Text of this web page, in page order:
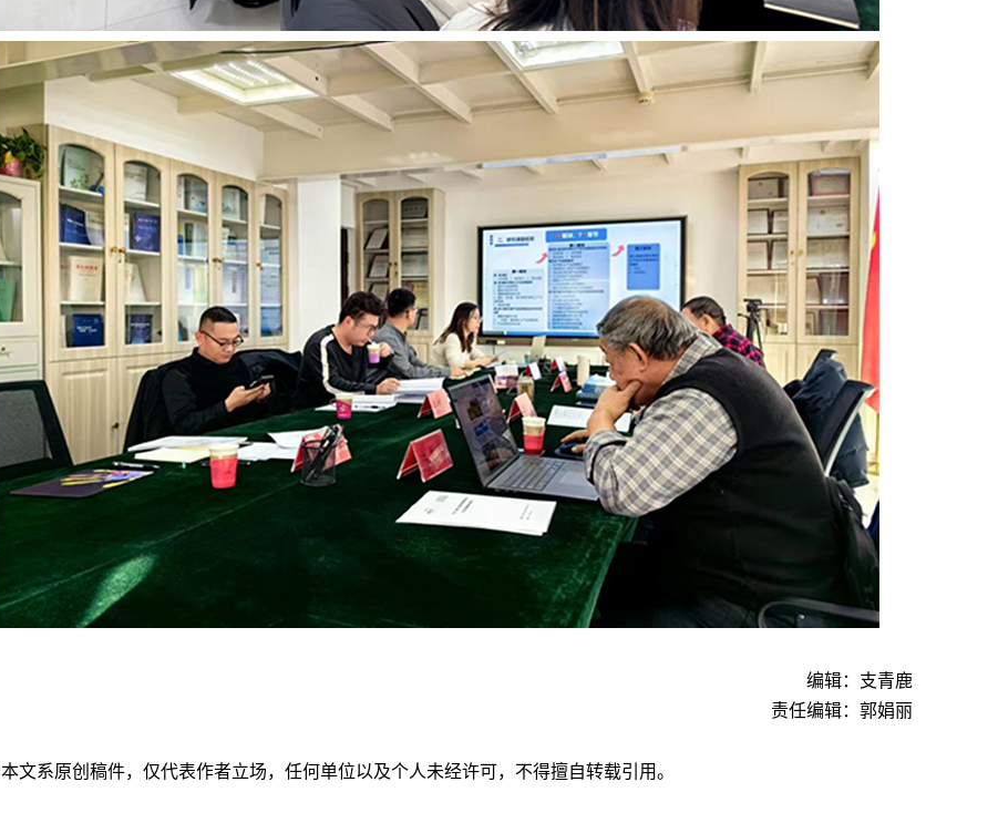
编辑：支青鹿
责任编辑：郭娟丽
本文系原创稿件，仅代表作者立场，任何单位以及个人未经许可，不得擅自转载引用。